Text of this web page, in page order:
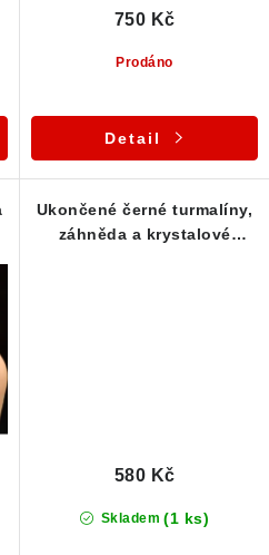
od smlouvy
Prodáno
750 Kč
Detail
Ukončené černé turmalíny,
záhněda a krystalové
Skladem (1 ks)
580 Kč